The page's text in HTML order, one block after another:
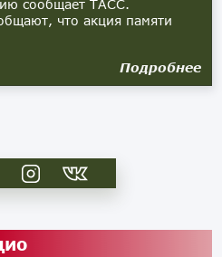
сообщает ТАСС.
что акция памяти
Подробнее